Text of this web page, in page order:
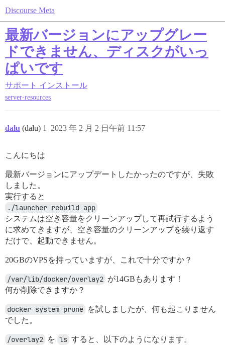
Discourse Meta
最新バージョンにアップグレー
ドできません、ディスクがいっ
ぱいです
サポート インストール
server-resources
dalu (dalu) 2023 年 2 月 2 日午前 11:57
1
こんにちは
最新バージョンにアップデートしたかったのですが、失敗
しました。
実行すると
./launcher rebuild app
システムは空き容量をクリーンアップして再試行するよう
に求めてきますが、空き容量のクリーンアップを繰り返す
だけで、起動できません。
20GBのVPSを持っていますが、これで十分ですか？
/var/lib/docker/overlay2 が14GBもあります！
何か削除できますか？
docker system prune を試しましたが、何も起こりません
でした。
/overlay2 を ls すると、以下のようになります。